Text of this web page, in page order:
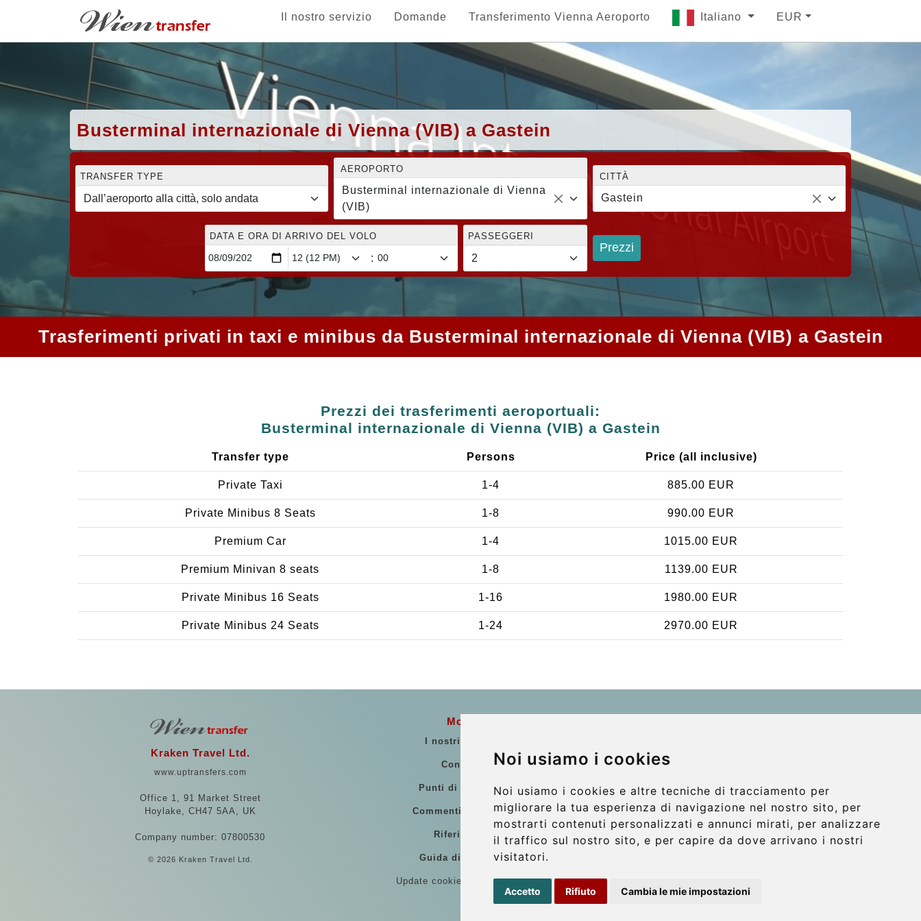
Noi usiamo i cookies
Noi usiamo i cookies e altre tecniche di tracciamento per
migliorare la tua esperienza di navigazione nel nostro sito, per
mostrarti contenuti personalizzati e annunci mirati, per analizzare
il traffico sul nostro sito, e per capire da dove arrivano i nostri
visitatori.
Accetto Rifiuto Cambia le mie impostazioni
Il nostro servizio Domande Transferimento Vienna Aeroporto Italiano EUR
Busterminal internazionale di Vienna (VIB) a Gastein
TRANSFER TYPE
AEROPORTO
Busterminal internazionale di Vienna
(VIB)
CITTÀ
Gastein
DATA E ORA DI ARRIVO DEL VOLO
:
PASSEGGERI
Prezzi
Trasferimenti privati in taxi e minibus da Busterminal internazionale di Vienna (VIB) a Gastein
Prezzi dei trasferimenti aeroportuali:
Busterminal internazionale di Vienna (VIB) a Gastein
Transfer type Persons Price (all inclusive)
Private Taxi 1-4 885.00 EUR
Private Minibus 8 Seats 1-8 990.00 EUR
Premium Car 1-4 1015.00 EUR
Premium Minivan 8 seats 1-8 1139.00 EUR
Private Minibus 16 Seats 1-16 1980.00 EUR
Private Minibus 24 Seats 1-24 2970.00 EUR
Kraken Travel Ltd.
www.uptransfers.com
Office 1, 91 Market Street
Hoylake, CH47 5AA, UK
Company number: 07800530
© 2026 Kraken Travel Ltd.
More
I nostri veicoli
Contatti
Punti di Incontro
Commenti di clienti
Riferimenti
Guida di Viaggio
Update cookies preferences